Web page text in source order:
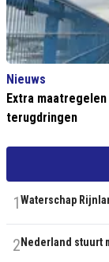
Nieuws
Extra
terugdringen
1Waterschap
2 Nederland stuurt